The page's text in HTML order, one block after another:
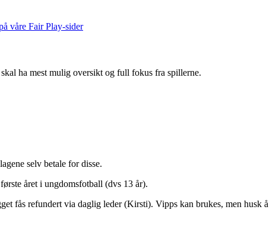
våre Fair Play-sider
ha mest mulig oversikt og full fokus fra spillerne.
selv betale for disse.
året i ungdomsfotball (dvs 13 år).
fås refundert via daglig leder (Kirsti). Vipps kan brukes, men husk å